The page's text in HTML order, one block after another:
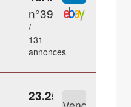
n°39
/
131
annonces
23.25 €